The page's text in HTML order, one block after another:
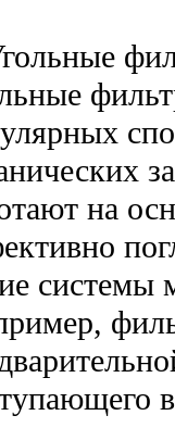
на
системы